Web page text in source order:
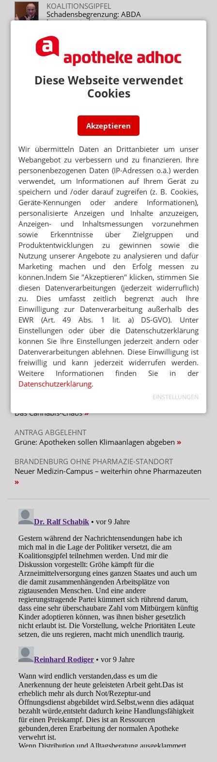
Diese Webseite verwendet
Cookies
Akzeptieren
Wir übermitteln Daten an Drittanbieter um unser
Webangebot zu verbessern und zu finanzieren. Ihre
personenbezogenen Daten (IP-Adressen o.ä.) werden
verwendet, um Informationen auf Ihrem Gerät zu
speichern und /oder darauf zugreifen (z. B. Cookies,
Geräte-Kennungen oder andere Informationen),
personalisierte Anzeigen und Inhalte anzuzeigen,
Anzeigen- und Inhaltsmessungen vorzunehmen
sowie Erkenntnisse über Zielgruppen und
Produktentwicklungen zu gewinnen sowie die
Nutzung unserer Angebote zu analysieren und dafür
Marketing machen und den Erfolg messen zu
können.Indem Sie "Akzeptieren" klicken, stimmen Sie
diesen Datenverarbeitungen (jederzeit widerruflich)
zu. Dies umfasst zeitlich begrenzt auch Ihre
Einwilligung zur Datenverarbeitung außerhalb des
EWR (Art. 49 Abs. 1 lit. a) DS-GVO). Unter
Einstellungen oder über die Datenschutzerklärung
können Sie Ihre Einstellungen jederzeit ändern oder
Datenverarbeitungen ablehnen. Diese Einwilligung ist
freiwillig und kann jederzeit widerrufen werden.
Weitere Informationen finden Sie in der
Datenschutzerklärung.
EINSTELLUNGEN
KOALITIONSGIPFEL
Schadensbegrenzung: ABDA
kompromissbereit
KOALITIONSGIPFEL
Union: Kein Kompromiss – Alles oder Nichts
KOMMENTAR
Nicht schmollen: Zeit für einen Neustart
Rx-Versandverbot gescheitert – Kompromiss
Entscheidung über Rx-Versandverbot
RX-VERSANDHANDEL
Kailuweit: Kein Artenschutz für Apotheker
RX-VERSANDVERBOT
„... und die SPD macht daraus so ein Drama“
Mehr zum Thema
GESETZGEBER MÜSSTE HANDELN
Kassen: Rx-Boni sind zulässig
NAHRUNGSERGÄNZUNGSMITTEL
Milliardendeal: P&G kauft Thorne
TEMPERATURKONTROLLE
Apotheker: „Wir können keine Wirksamkeit garantieren“
Mehr aus Ressort
Das Cannabis-Chaos
ANTRAG ABGELEHNT
Grüne: Apotheken sollen Klimaanlagen abgeben
BRANDENBURG OHNE PHARMAZIE-STANDORT
Neuer Medizin-Campus – weiterhin ohne Pharmazeuten